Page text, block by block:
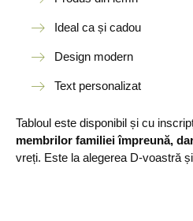
Ideal ca și cadou
Design modern
Text personalizat
Tabloul este disponibil și cu
membrilor familiei împreună,
vreți. Este la alegerea D-voastră